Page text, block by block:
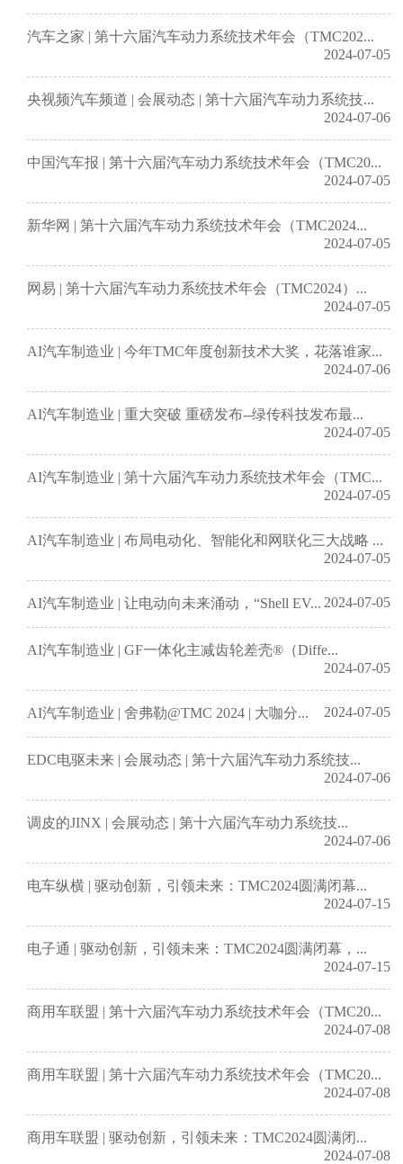
汽车之家 | 第十六届汽车动力系统技术年会（TMC202...
2024-07-05
央视频汽车频道 | 会展动态 | 第十六届汽车动力系统技...
2024-07-06
中国汽车报 | 第十六届汽车动力系统技术年会（TMC20...
2024-07-05
新华网 | 第十六届汽车动力系统技术年会（TMC2024...
2024-07-05
网易 | 第十六届汽车动力系统技术年会（TMC2024）...
2024-07-05
AI汽车制造业 | 今年TMC年度创新技术大奖，花落谁家...
2024-07-06
AI汽车制造业 | 重大突破 重磅发布--绿传科技发布最...
2024-07-05
AI汽车制造业 | 第十六届汽车动力系统技术年会（TMC...
2024-07-05
AI汽车制造业 | 布局电动化、智能化和网联化三大战略 ...
2024-07-05
AI汽车制造业 | 让电动向未来涌动，“Shell EV... 2024-07-05
AI汽车制造业 | GF一体化主减齿轮差壳®（Diffe...
2024-07-05
AI汽车制造业 | 舍弗勒@TMC 2024 | 大咖分... 2024-07-05
EDC电驱未来 | 会展动态 | 第十六届汽车动力系统技...
2024-07-06
调皮的JINX | 会展动态 | 第十六届汽车动力系统技...
2024-07-06
电车纵横 | 驱动创新，引领未来：TMC2024圆满闭幕...
2024-07-15
电子通 | 驱动创新，引领未来：TMC2024圆满闭幕，...
2024-07-15
商用车联盟 | 第十六届汽车动力系统技术年会（TMC20...
2024-07-08
商用车联盟 | 第十六届汽车动力系统技术年会（TMC20...
2024-07-08
商用车联盟 | 驱动创新，引领未来：TMC2024圆满闭...
2024-07-08